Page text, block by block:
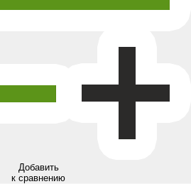
Добавить
к сравнению